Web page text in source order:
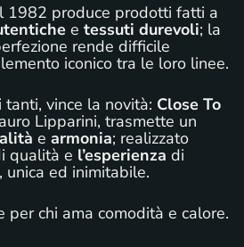
1982 produce prodotti fatti a
e tessuti durevoli; la
rende difficile
iconico tra le loro linee.
tanti, vince la novità: Close To
Lipparini, trasmette un
e armonia; realizzato
qualità e l’esperienza di
ed inimitabile.
per chi ama comodità e calore.